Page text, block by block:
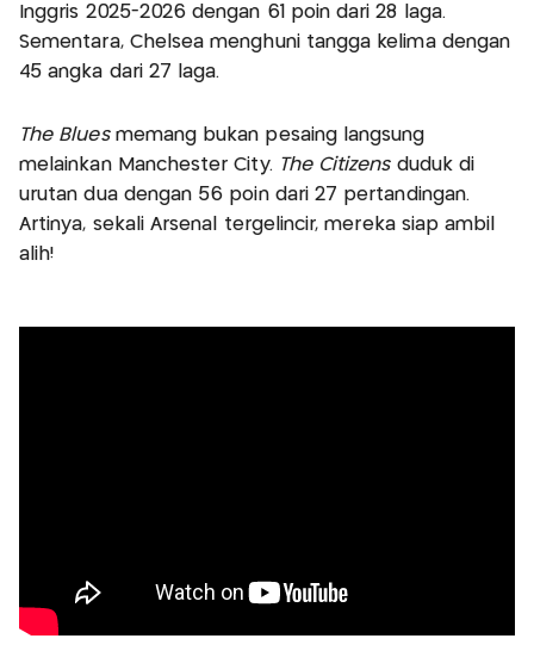
Inggris 2025-2026 dengan 61 poin dari 28 laga.
Sementara, Chelsea menghuni tangga kelima dengan
45 angka dari 27 laga.
The Blues memang bukan pesaing langsung
melainkan Manchester City. The Citizensduduk di
urutan dua dengan 56 poin dari 27 pertandingan.
Artinya, sekali Arsenal tergelincir, mereka siap ambil
alih!